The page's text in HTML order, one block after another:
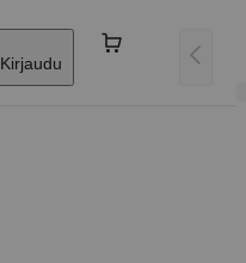
Kirjaudu